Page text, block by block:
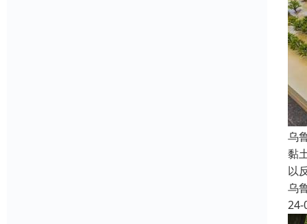
乌
黏
以
乌
24-